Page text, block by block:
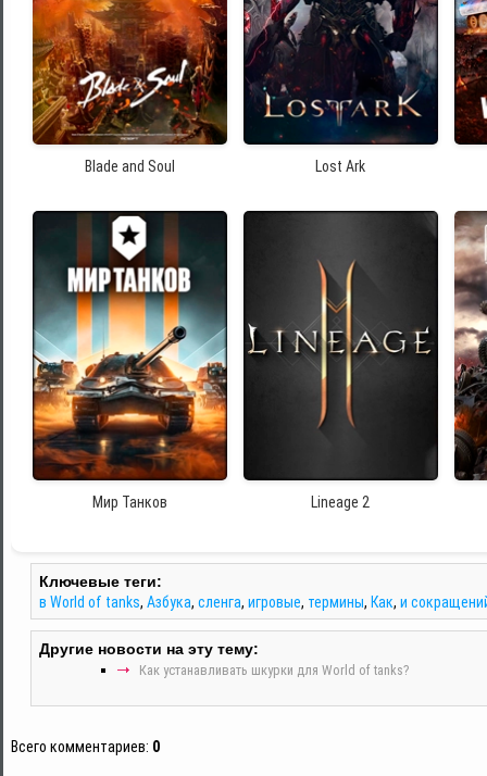
Blade and Soul Lost Ark
Мир Танков Lineage 2
Ключевые теги:
в World of tanks, Азбука, сленга, игровые, термины, Как, и
Другие новости на эту тему:
Как устанавливать шкурки для World of tanks?
Всего комментариев: 0